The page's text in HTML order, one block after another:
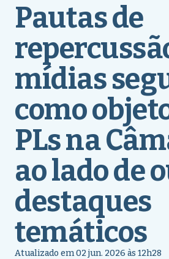
Pautas de
mídias
como
PLs na
ao lado de
destaques
temáticos
Atualizado em 02 jun. 2026 às 12h28